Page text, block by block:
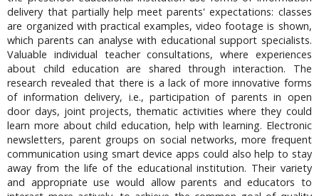
delivery that partially help meet parents' expectations: classes
are organized with practical examples, video footage is shown,
which parents can analyse with educational support specialists.
Valuable individual teacher consultations, where experiences
about child education are shared through interaction. The
research revealed that there is a lack of more innovative forms
of information delivery, i.e., participation of parents in open
door days, joint projects, thematic activities where they could
learn more about child education, help with learning. Electronic
newsletters, parent groups on social networks, more frequent
communication using smart device apps could also help to stay
away from the life of the educational institution. Their variety
and appropriate use would allow parents and educators to